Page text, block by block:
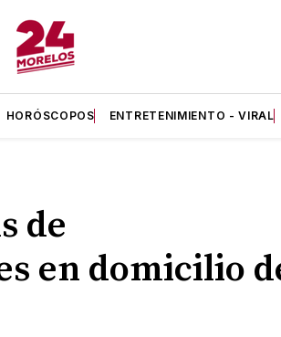
HORÓSCOPOS ENTRETENIMIENTO - VIRAL
de
en domicilio